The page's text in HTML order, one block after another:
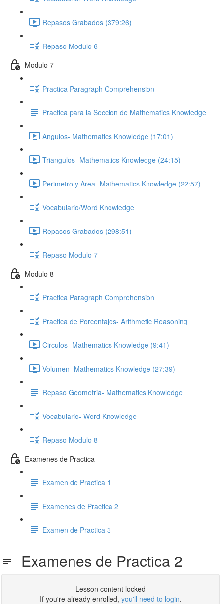
Repasos Grabados (379:26)
Repaso Modulo 6
Modulo 7
Practica Paragraph Comprehension
Practica para la Seccion de Mathematics Knowledge
Angulos- Mathematics Knowledge (17:01)
Triangulos- Mathematics Knowledge (24:15)
Perimetro y Area- Mathematics Knowledge (22:57)
Vocabulario/Word Knowledge
Repasos Grabados (298:51)
Repaso Modulo 7
Modulo 8
Practica Paragraph Comprehension
Practica de Porcentajes- Arithmetic Reasoning
Circulos- Mathematics Knowledge (9:41)
Volumen- Mathematics Knowledge (27:39)
Repaso Geometria- Mathematics Knowledge
Vocabulario- Word Knowledge
Repaso Modulo 8
Examenes de Practica
Examen de Practica 1
Examenes de Practica 2
Examen de Practica 3
Examenes de Practica 2
Lesson content locked
If you're already enrolled, you'll need to login.